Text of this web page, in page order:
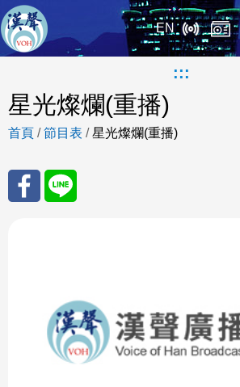
EN
:::
星光燦爛(重播)
首頁 /節目表 /星光燦爛(重播)